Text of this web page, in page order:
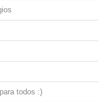
todos :)